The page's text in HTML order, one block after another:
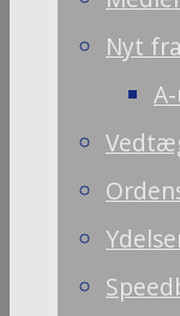
Nyt